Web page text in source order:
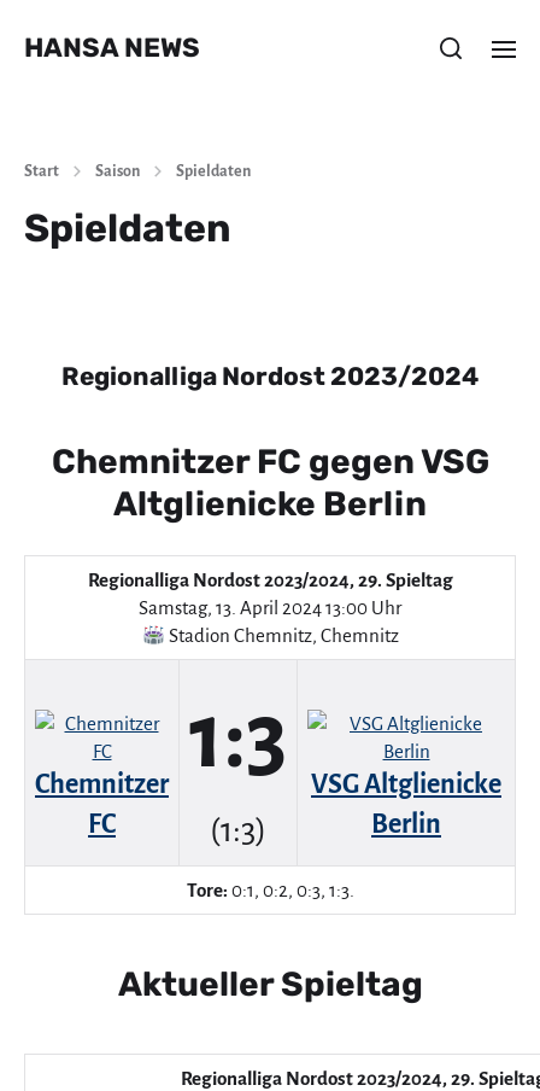
HANSA NEWS
Start Saison Spieldaten
Spieldaten
Regionalliga Nordost 2023/2024
Chemnitzer FC gegen VSG
Altglienicke Berlin
Regionalliga Nordost 2023/2024, 29. Spieltag
Samstag, 13. April 2024 13:00 Uhr
Stadion Chemnitz, Chemnitz
Chemnitzer
FC
1:3
(1:3)
VSG Altglienicke
Berlin
Tore: 0:1, 0:2, 0:3, 1:3.
Aktueller Spieltag
Regionalliga Nordost 2023/2024, 29.